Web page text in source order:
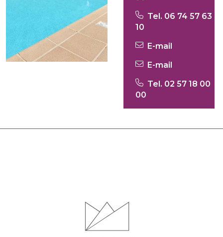
Tel. 06 74 57 63
10
E-mail
E-mail
Tel. 02 57 18 00
00